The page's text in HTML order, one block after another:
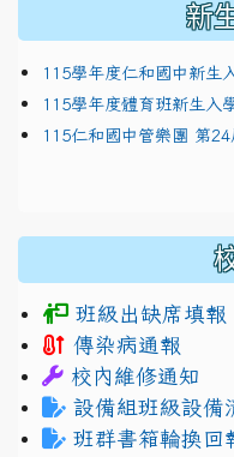
新
115學年度仁和國中新生
115學年度體育班新生入
115仁和國中管樂團 第24
班級出缺席填報
傳染病通報
校內維修通知
設備組班級設備
班群書箱輪換回